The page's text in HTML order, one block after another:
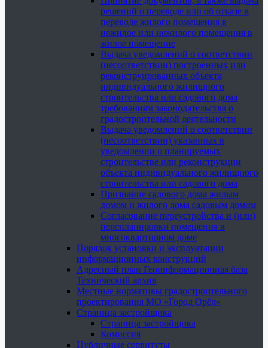
решений о переводе или об отказе в
переводе жилого помещения в
нежилое или нежилого помещения в
жилое помещение
Выдача уведомлений о соответствии
(несоответствии) построенных или
реконструированных объекта
индивидуального жилищного
строительства или садового дома
требованиям законодательства о
градостроительной деятельности
Выдача уведомлений о соответствии
(несоответствии) указанных в
уведомлении о планируемых
строительстве или реконструкции
объекта индивидуального жилищного
строительства или садового дома
Признание садового дома жилым
домом и жилого дома садовым домом
Согласование переустройства и (или)
перепланировки помещения в
многоквартирном доме
Порядок установки и эксплуатации
информационных конструкций
Адресный план Геоинформационная база
Технический архив
Местные нормативы градостроительного
проектирования МО «Город Орёл»
Страница застройщика
Страница застройщика
Комиссия
Публичные сервитуты